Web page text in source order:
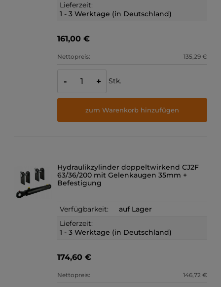
Lieferzeit:
1 - 3 Werktage (in Deutschland)
161,00 €
Nettopreis: 135,29 €
- + Stk.
zum Warenkorb hinzufügen
Hydraulikzylinder doppeltwirkend CJ2F
63/36/200 mit Gelenkaugen 35mm +
Befestigung
Verfügbarkeit:
auf Lager
Lieferzeit:
1 - 3 Werktage (in Deutschland)
174,60 €
Nettopreis: 146,72 €